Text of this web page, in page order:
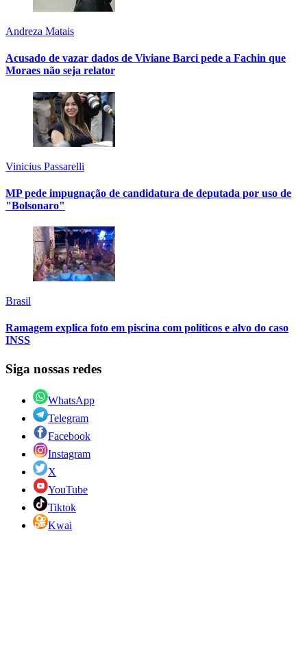
Andreza Matais
Acusado de vazar dados de Viviane Barci pede a Fachin que
Moraes não seja relator
Vinicius Passarelli
MP pede impugnação de candidatura de deputada por uso de
"Bolsonaro"
Brasil
Ramagem explica foto em piscina com políticos e alvo do caso
INSS
Siga nossas redes
WhatsApp
Telegram
Facebook
Instagram
X
YouTube
Tiktok
Kwai